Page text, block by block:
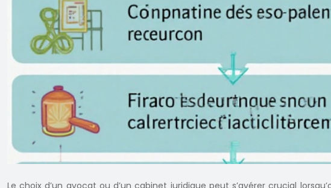
Le choix d’un avocat ou d’un cabinet juridique peut s’avérer crucial